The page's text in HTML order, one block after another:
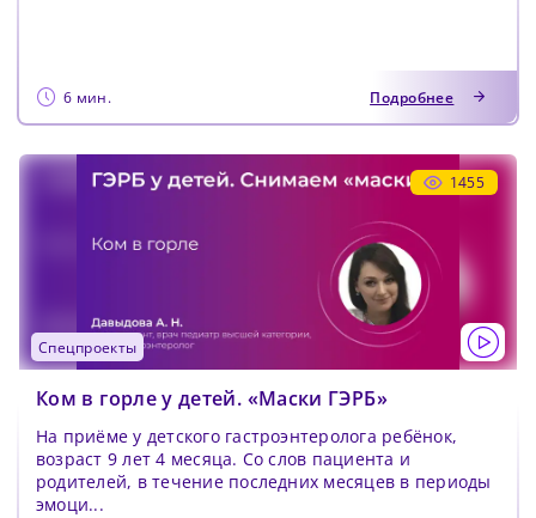
6 мин. Подробнее
1455
спецпроекты
Ком в горле у детей. «Маски ГЭРБ»
На приёме у детского гастроэнтеролога ребёнок,
возраст 9 лет 4 месяца. Со слов пациента и
родителей, в течение последних месяцев в периоды
эмоци...